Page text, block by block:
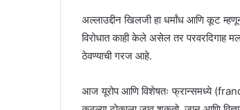
अल्लाउद्दीन खिलजी हा धर्मांध आणि कूट
विरोधात काही केले असेल तर परवरदिगाह
ठेवण्याची गरज आहे.
आज यूरोप आणि विशेषतः फ्रान्समध्ये